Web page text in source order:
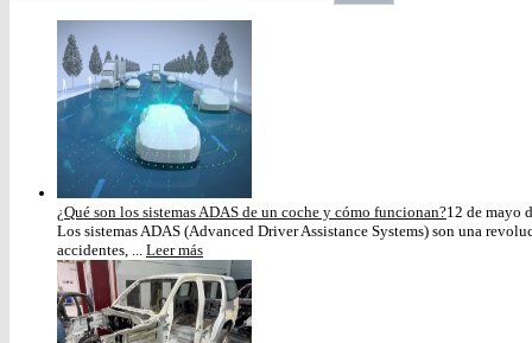
¿Qué son los sistemas ADAS de un coche y cómo funcionan?12 de mayo
Los sistemas ADAS (Advanced Driver Assistance Systems) son una
accidentes, ... Leer más